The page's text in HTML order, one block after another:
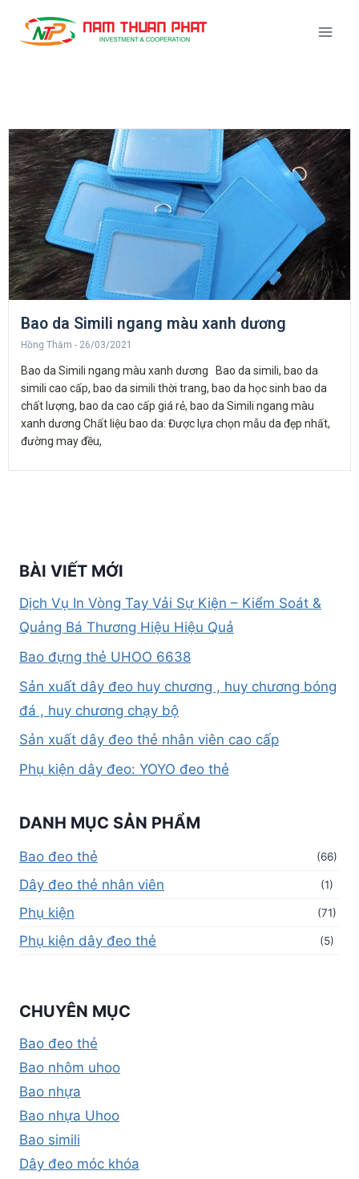
Bao da Simili ngang màu xanh dương
Hồng Thắm 26/03/2021
Bao da Simili ngang màu xanh dương Bao da simili, bao da
simili cao cấp, bao da simili thời trang, bao da học sinh bao da
chất lượng, bao da cao cấp giá rẻ, bao da Simili ngang màu
xanh dương Chất liệu bao da: Được lựa chọn mẫu da đẹp nhất,
đường may đều,
BÀI VIẾT MỚI
Dịch Vụ In Vòng Tay Vải Sự Kiện – Kiểm Soát &
Quảng Bá Thương Hiệu Hiệu Quả
Bao đựng thẻ UHOO 6638
Sản xuất dây đeo huy chương , huy chương bóng
đá , huy chương chạy bộ
Sản xuất dây đeo thẻ nhân viên cao cấp
Phụ kiện dây đeo: YOYO đeo thẻ
DANH MỤC SẢN PHẨM
Bao đeo thẻ (66)
Dây đeo thẻ nhân viên (1)
Phụ kiện (71)
Phụ kiện dây đeo thẻ (5)
CHUYÊN MỤC
Bao đeo thẻ
Bao nhôm uhoo
Bao nhựa
Bao nhựa Uhoo
Bao simili
Dây đeo móc khóa